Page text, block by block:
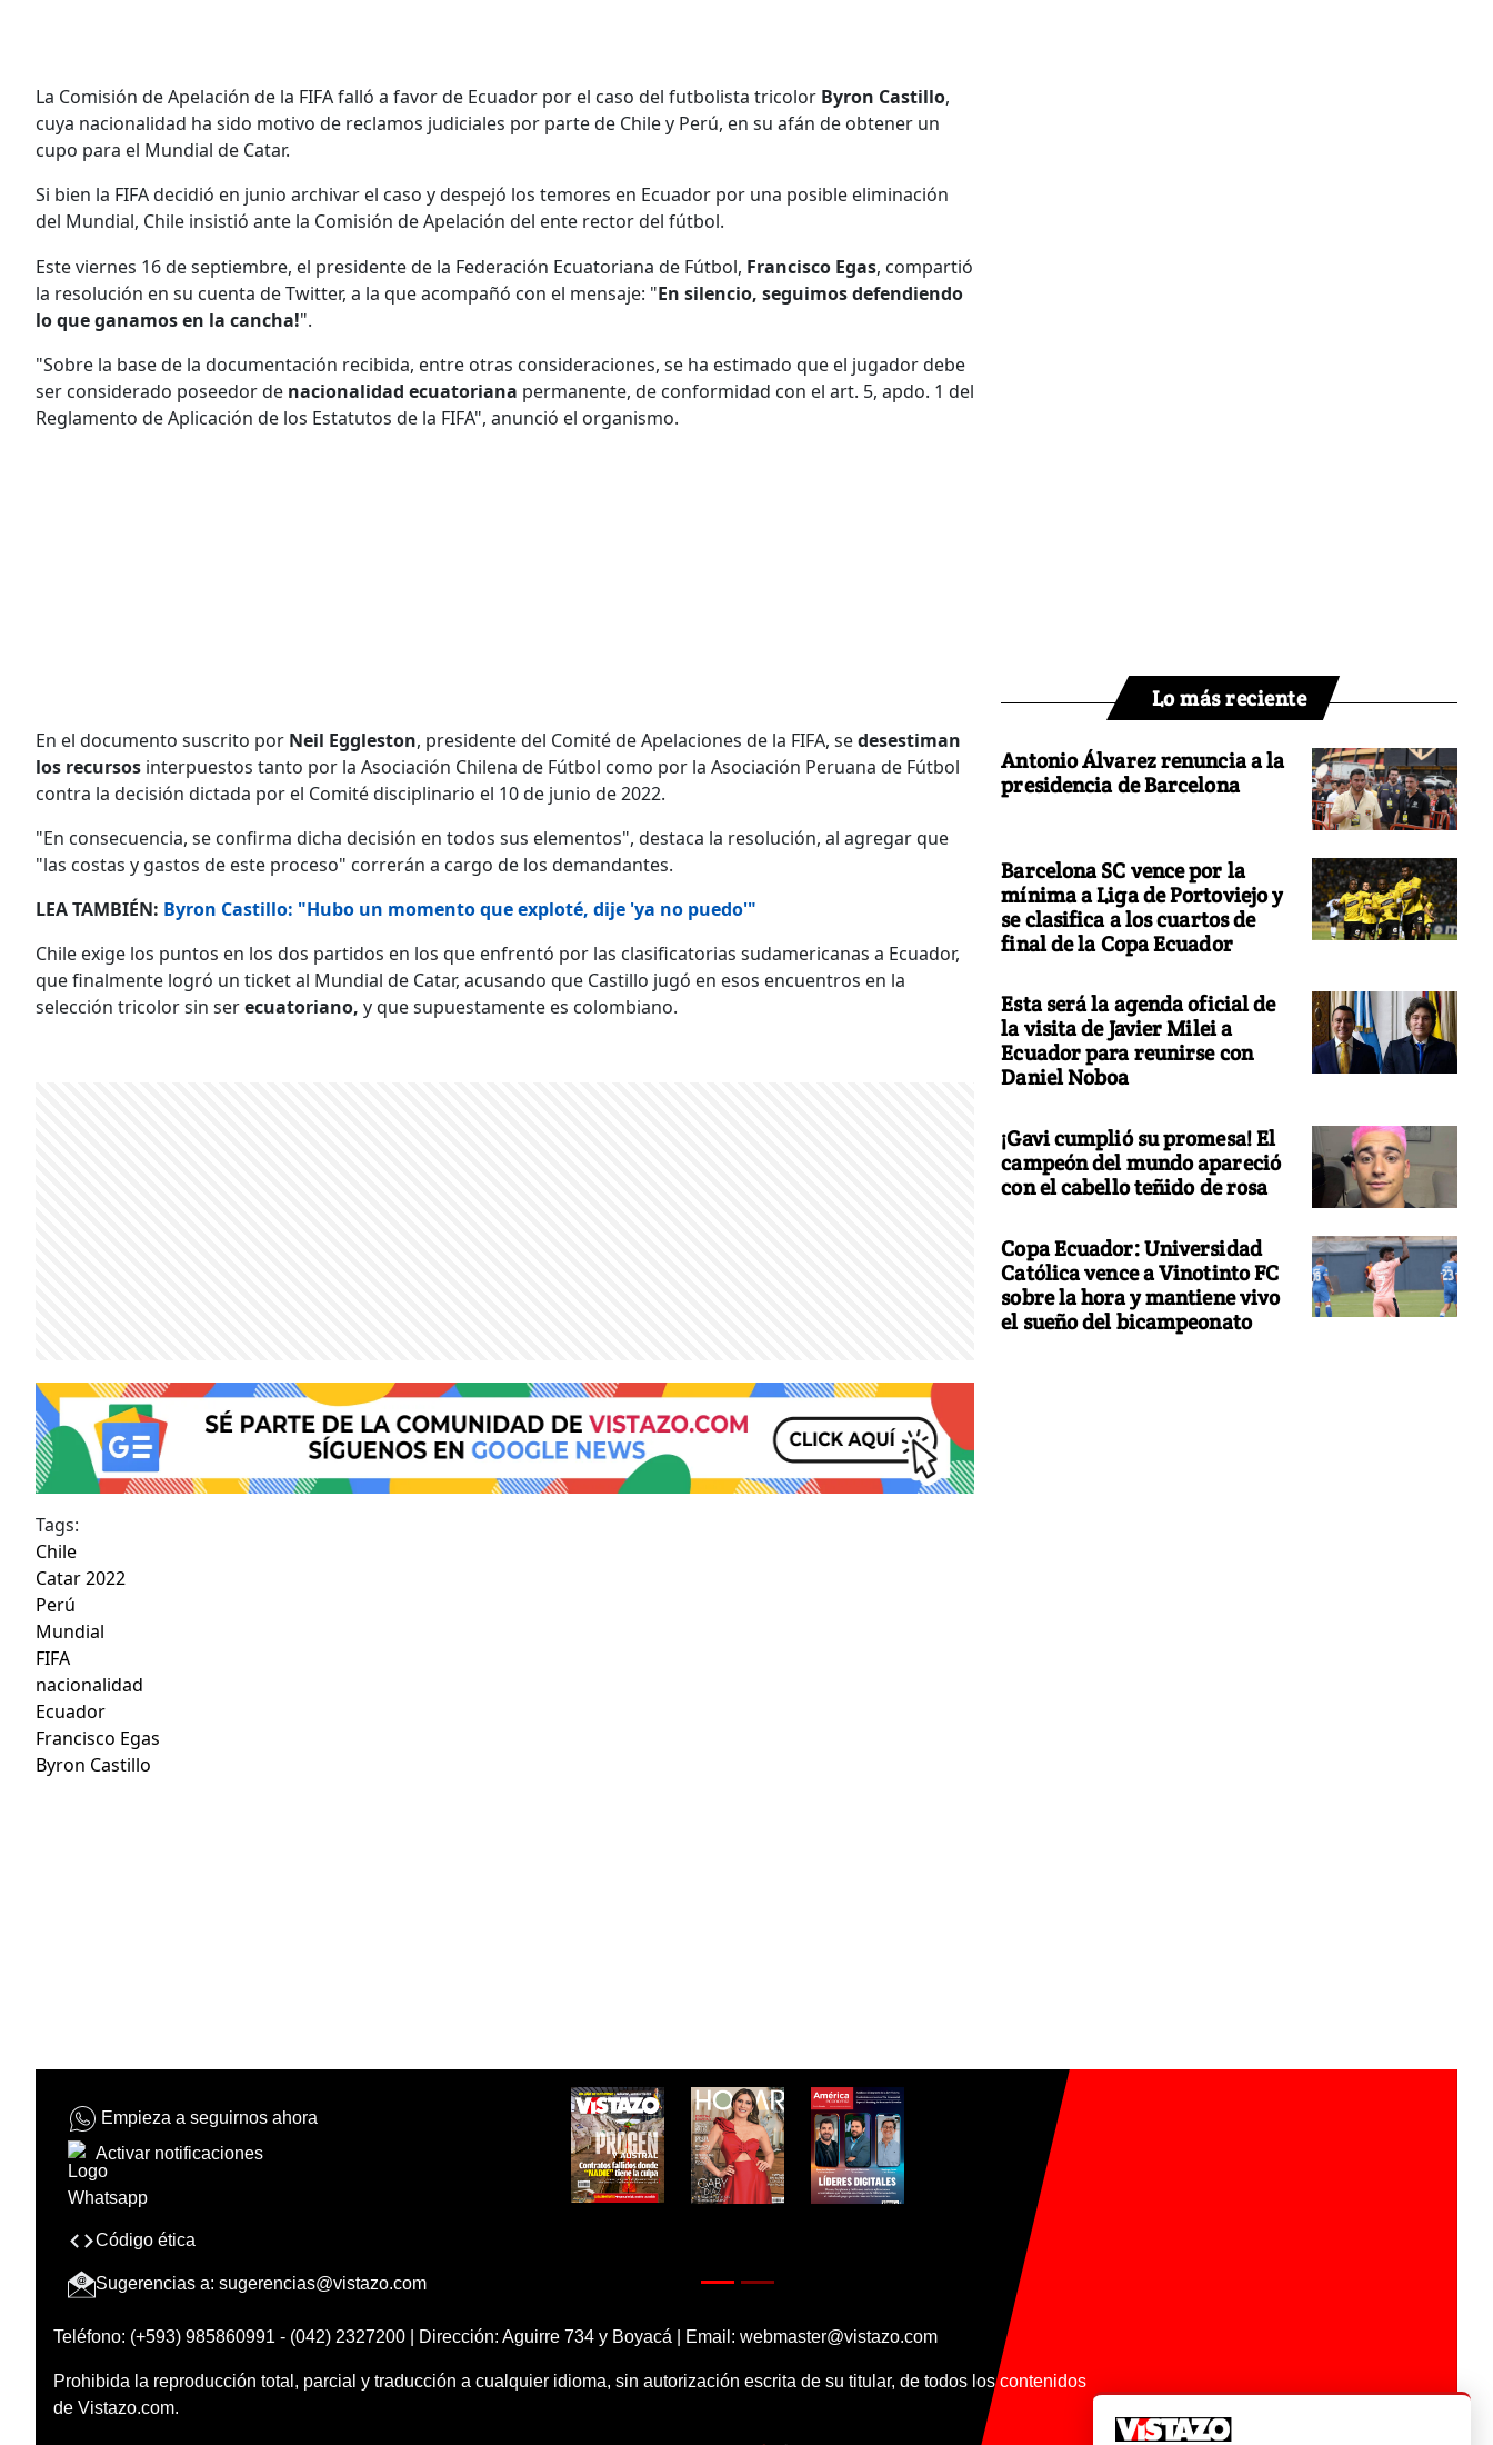
La Comisión de Apelación de la FIFA falló a favor de Ecuador por el caso del futbolista tricolor Byron Castillo,
cuya nacionalidad ha sido motivo de reclamos judiciales por parte de Chile y Perú, en su afán de obtener un
cupo para el Mundial de Catar.
Si bien la FIFA decidió en junio archivar el caso y despejó los temores en Ecuador por una posible eliminación
del Mundial, Chile insistió ante la Comisión de Apelación del ente rector del fútbol.
Este viernes 16 de septiembre, el presidente de la Federación Ecuatoriana de Fútbol, Francisco Egas, compartió
la resolución en su cuenta de Twitter, a la que acompañó con el mensaje: "En silencio, seguimos defendiendo
lo que ganamos en la cancha!".
"Sobre la base de la documentación recibida, entre otras consideraciones, se ha estimado que el jugador debe
ser considerado poseedor de nacionalidad ecuatoriana permanente, de conformidad con el art. 5, apdo. 1 del
Reglamento de Aplicación de los Estatutos de la FIFA", anunció el organismo.
En el documento suscrito por Neil Eggleston, presidente del Comité de Apelaciones de la FIFA, sedesestiman
los recursos interpuestos tanto por la Asociación Chilena de Fútbol como por la Asociación Peruana de Fútbol
contra la decisión dictada por el Comité disciplinario el 10 de junio de 2022.
"En consecuencia, se confirma dicha decisión en todos sus elementos", destaca la resolución, al agregar que
"las costas y gastos de este proceso" correrán a cargo de los demandantes.
LEA TAMBIÉN: Byron Castillo: "Hubo un momento que exploté, dije 'ya no puedo'"
Chile exige los puntos en los dos partidos en los que enfrentó por las clasificatorias sudamericanas a Ecuador,
que finalmente logró un ticket al Mundial de Catar, acusando que Castillo jugó en esos encuentros en la
selección tricolor sin serecuatoriano, y que supuestamente es colombiano.
Tags:
Chile
Catar 2022
Perú
Mundial
FIFA
nacionalidad
Ecuador
Francisco Egas
Byron Castillo
Lo más reciente
Antonio Álvarez renuncia a la
presidencia de Barcelona
Barcelona SC vence por la
mínima a Liga de Portoviejo y
se clasifica a los cuartos de
final de la Copa Ecuador
Esta será la agenda oficial de
la visita de Javier Milei a
Ecuador para reunirse con
Daniel Noboa
¡Gavi cumplió su promesa! El
campeón del mundo apareció
con el cabello teñido de rosa
Copa Ecuador: Universidad
Católica vence a Vinotinto FC
sobre la hora y mantiene vivo
el sueño del bicampeonato
Empieza a seguirnos ahora
Activar notificaciones
Código ética
Sugerencias a: sugerencias@vistazo.com
Teléfono: (+593) 985860991 - (042) 2327200 | Dirección: Aguirre 734 y Boyacá | Email: webmaster@vistazo.com
Prohibida la reproducción total, parcial y traducción a cualquier idioma, sin autorización escrita de su titular, de todos los contenidos
de Vistazo.com.